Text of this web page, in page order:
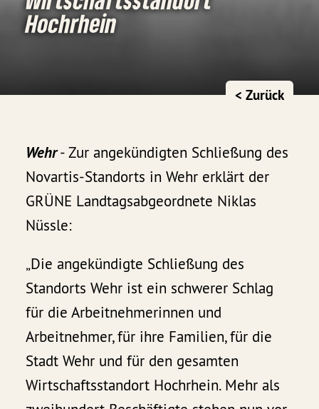
Hochrhein
< Zurück
Wehr- Zur angekündigten Schließung des
Novartis-Standorts in Wehr erklärt der
GRÜNE Landtagsabgeordnete Niklas
Nüssle:
„Die angekündigte Schließung des
Standorts Wehr ist ein schwerer Schlag
für die Arbeitnehmerinnen und
Arbeitnehmer, für ihre Familien, für die
Stadt Wehr und für den gesamten
Wirtschaftsstandort Hochrhein. Mehr als